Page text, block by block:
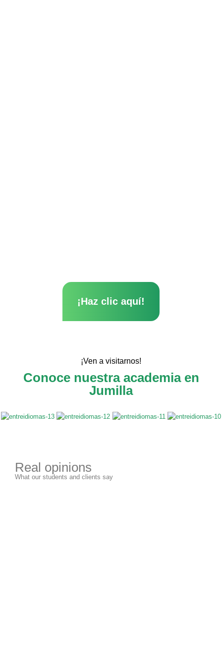
¡Haz clic aquí!
¡Ven a visitarnos!
Conoce nuestra academia en
Jumilla
Real opinions
What our students and clients say